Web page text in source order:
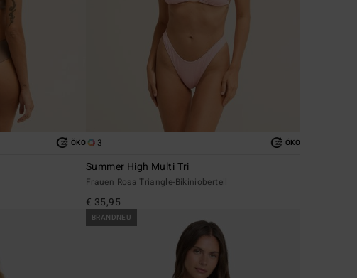
ÖKO 3 ÖKO
Summer High Multi Tri
Frauen Rosa Triangle-Bikinioberteil
€ 35,95
BRANDNEU